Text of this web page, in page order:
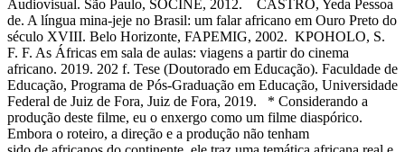
Audiovisual. São Paulo, SOCINE, 2012. CASTRO, Yeda Pessoa
de. A língua mina-jeje no Brasil: um falar africano em Ouro Preto do
século XVIII. Belo Horizonte, FAPEMIG, 2002. KPOHOLO, S.
F. F. As Áfricas em sala de aulas: viagens a partir do cinema
africano. 2019. 202 f. Tese (Doutorado em Educação). Faculdade de
Educação, Programa de Pós-Graduação em Educação, Universidade
Federal de Juiz de Fora, Juiz de Fora, 2019. * Considerando a
produção deste filme, eu o enxergo como um filme diaspórico.
Embora o roteiro, a direção e a produção não tenham